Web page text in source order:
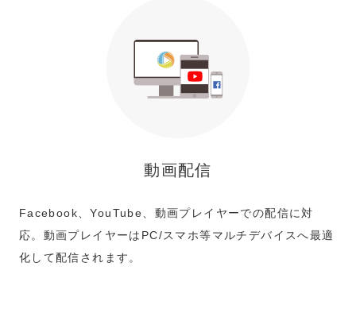
動画配信
Facebook、YouTube、動画プレイヤーでの配信に対
応。動画プレイヤーはPC/スマホ等マルチデバイスへ最適
化して配信されます。